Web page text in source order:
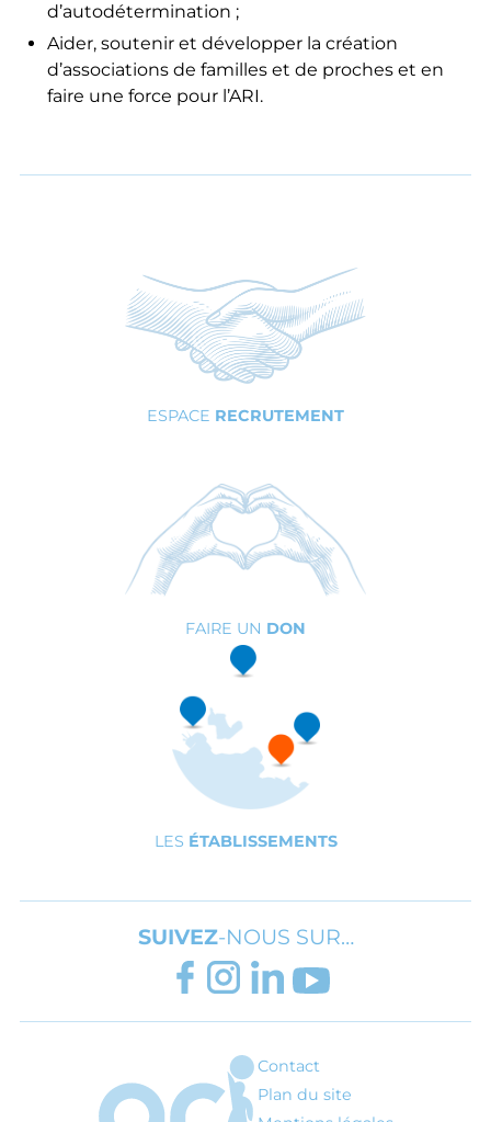
d’autodétermination ;
Aider, soutenir et développer la création
d’associations de familles et de proches et en
faire une force pour l’ARI.
ESPACE RECRUTEMENT
FAIRE UN DON
LES ÉTABLISSEMENTS
SUIVEZ-NOUS SUR…
FACEBOOK
INSTAGRAM
LINKEDIN
YOUTUBE
ARI - Association régionale pour
Contact
Plan du site